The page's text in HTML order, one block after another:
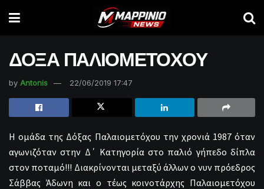
ΔΟΞΑ ΠΑΛΙΟΜΕΤΟΧΟΥ
by Antonis 22/06/2019 17:47
Η ομάδα της Δόξας Παλαιομετόχου την χρονιά 1987 όταν
αγωνιζόταν στην Δ΄ Κατηγορία στο παλιό γήπεδο δίπλα
στον ποταμό!!! Διακρίνονται μεταξύ άλλων ο νυν πρόεδρος
Σάββας Άδωνη και ο τέως κοινοτάρχης Παλαιομετόχου